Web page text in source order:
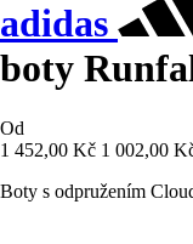
adidas
boty
Od
1 452,00 Kč 1 002,00
Boty s odpružením